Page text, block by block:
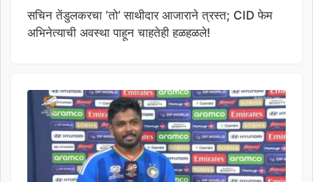
सचिन तेंडुलकरचा ‘तो’ साथीदार आजाराने त्रस्त; CID फेम
अभिनेत्याची अवस्था पाहून चाहतेही हळहळले!